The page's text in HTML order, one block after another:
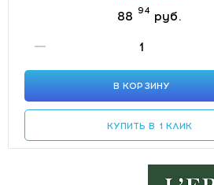
88 94 руб.
В КОРЗИНУ
КУПИТЬ В 1 КЛИК